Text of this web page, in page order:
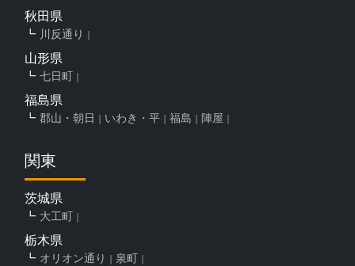
秋田県
川反通り
山形県
七日町
福島県
郡山・朝日 いわき・平 福島 陣屋
関東
茨城県
大工町
栃木県
オリオン通り 泉町